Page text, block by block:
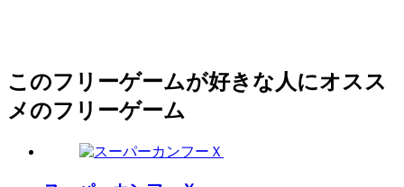
このフリーゲームが好きな人にオスス
メのフリーゲーム